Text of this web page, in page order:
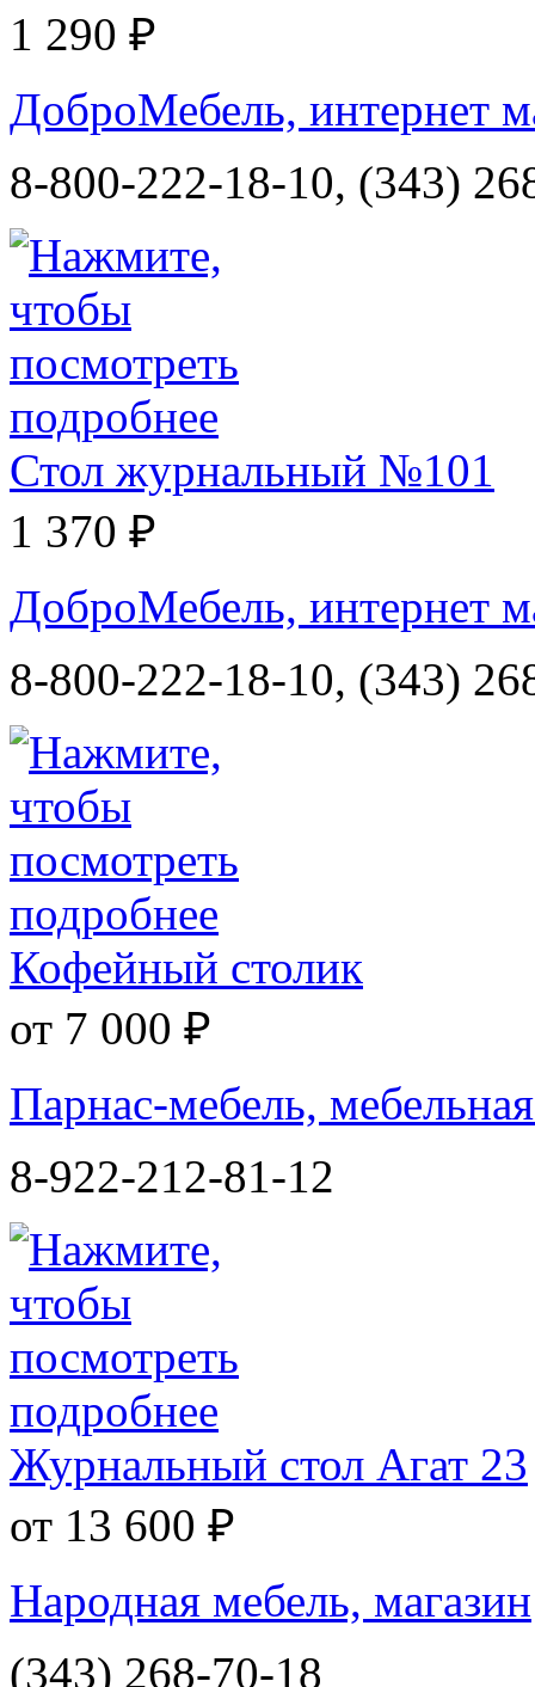
1 290 ₽
ДоброМебель, интернет
8-800-222-18-10, (343)
Стол журнальный №101
1 370 ₽
ДоброМебель, интернет
8-800-222-18-10, (343)
Кофейный столик
от 7 000 ₽
Парнас-мебель,
8-922-212-81-12
Журнальный стол Агат 23
от 13 600 ₽
Народная мебель, магазин
(343) 268-70-18